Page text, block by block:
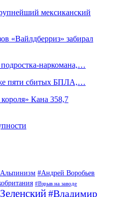
мексиканский
«Вайлдберриз» забирал
подростка-наркомана,…
пяти сбитых БПЛА,…
Кана 358,7
#Андрей Воробьев
#Взрыв на заводе
#Владимир